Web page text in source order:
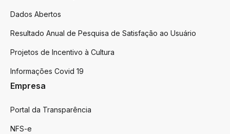
Dados Abertos
Resultado Anual de Pesquisa de Satisfação ao Usuário
Projetos de Incentivo à Cultura
Informações Covid 19
Empresa
Portal da Transparência
NFS-e